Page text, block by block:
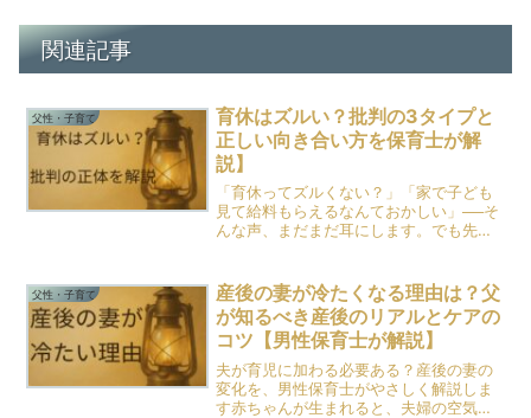
関連記事
父性・子育て
育休はズルい？批判の3タイプと
正しい向き合い方を保育士が解
説】
「育休ってズルくない？」「家で子ども
見て給料もらえるなんておかしい」──そ
んな声、まだまだ耳にします。でも先に
とも、まったく問題ありません。てんあ
ろ自身、長男の育休5ヶ...
父性・子育て
産後の妻が冷たくなる理由は？父
が知るべき産後のリアルとケアの
コツ【男性保育士が解説】
夫が育児に加わる必要ある？産後の妻の
変化を、男性保育士がやさしく解説しま
す赤ちゃんが生まれると、夫婦の空気が